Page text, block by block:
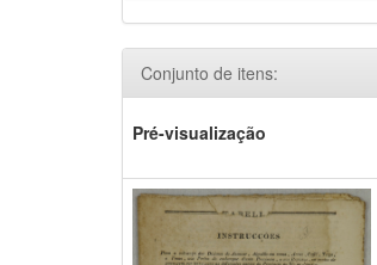
Conjunto de itens:
Pré-visualização